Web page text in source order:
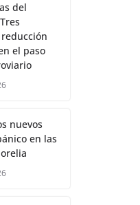
del
el paso
nuevos
en las